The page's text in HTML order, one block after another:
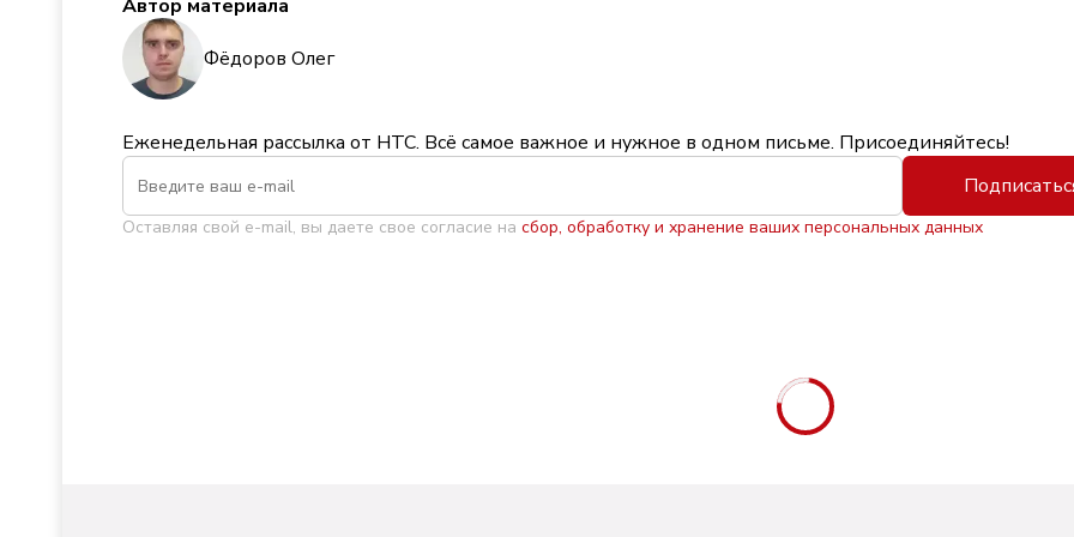
Автор материала
Фёдоров Олег
Еженедельная рассылка от НТС. Всё самое важное и нужное в одном письме. Присоединяйтесь!
Оставляя свой e-mail, вы даете свое согласие на сбор, обработку и хранение ваших персональных данных